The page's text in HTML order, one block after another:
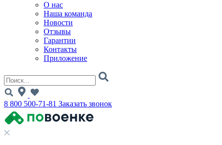
О нас
Наша команда
Новости
Отзывы
Гарантии
Контакты
Приложение
8 800 500-71-81 Заказать звонок